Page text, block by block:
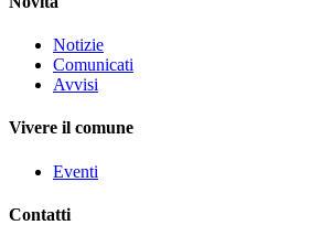
Notizie
Comunicati
Avvisi
Vivere il comune
Eventi
Contatti